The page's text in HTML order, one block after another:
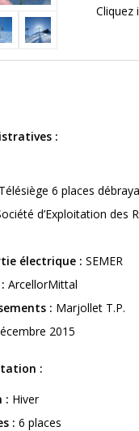
Cliquez
:
6 places
d’Exploitation des
électrique : SEMER
ArcellorMittal
: Marjollet T.P.
2015
:
: Hiver
: 6 places